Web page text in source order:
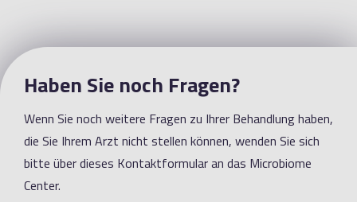
Haben Sie noch Fragen?
Wenn Sie noch weitere Fragen zu Ihrer Behandlung haben,
die Sie Ihrem Arzt nicht stellen können, wenden Sie sich
bitte über dieses Kontaktformular an das Microbiome
Center.